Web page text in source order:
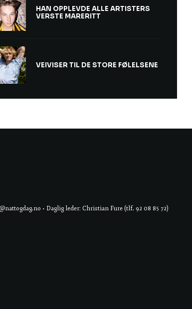
HAN OPPLEVDE ALLE ARTISTERS
VERSTE MARERITT
VEIVISER TIL DE STORE FØLELSENE
• Daglig leder: Christian Fure (tlf. 92 08 85 72)